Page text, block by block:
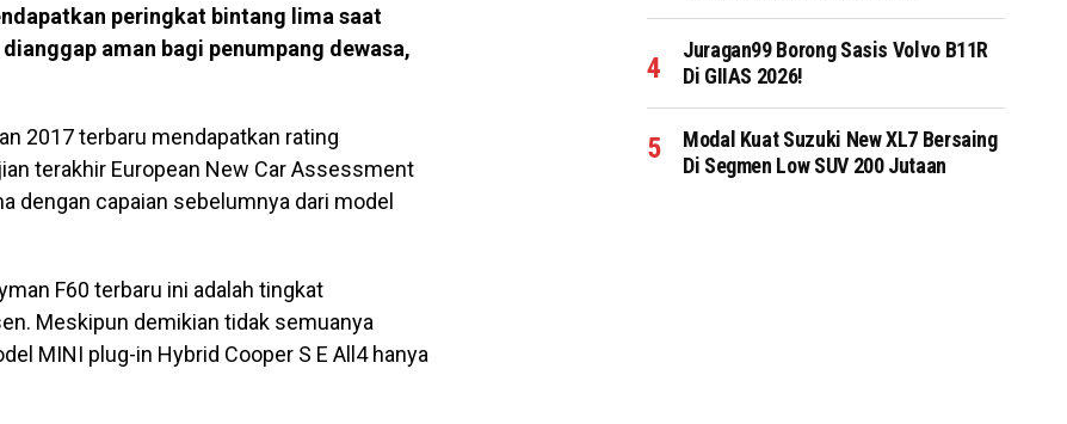
peringkat bintang lima saat
aman bagi penumpang dewasa,
2017 terbaru mendapatkan rating
terakhir European New Car Assessment
dengan capaian sebelumnya dari model
F60 terbaru ini adalah tingkat
Meskipun demikian tidak semuanya
MINI plug-in Hybrid Cooper S E All4 hanya
Juragan99 Borong Sasis Volvo B11R
Di GIIAS 2026!
Modal Kuat Suzuki New XL7 Bersaing
Di Segmen Low SUV 200 Jutaan